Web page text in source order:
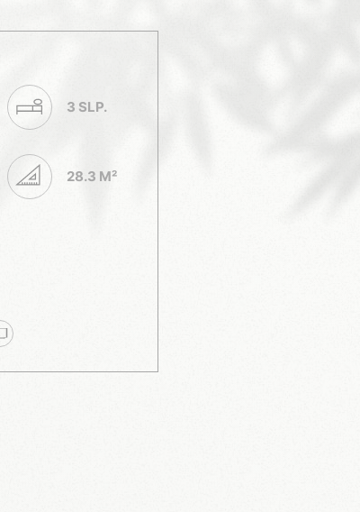
3 SLP.
28.3 M²